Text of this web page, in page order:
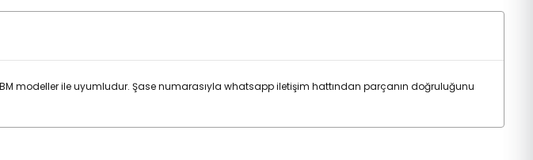
BM modeller ile uyumludur. Şase numarasıyla whatsapp iletişim hattından parçanın doğruluğunu